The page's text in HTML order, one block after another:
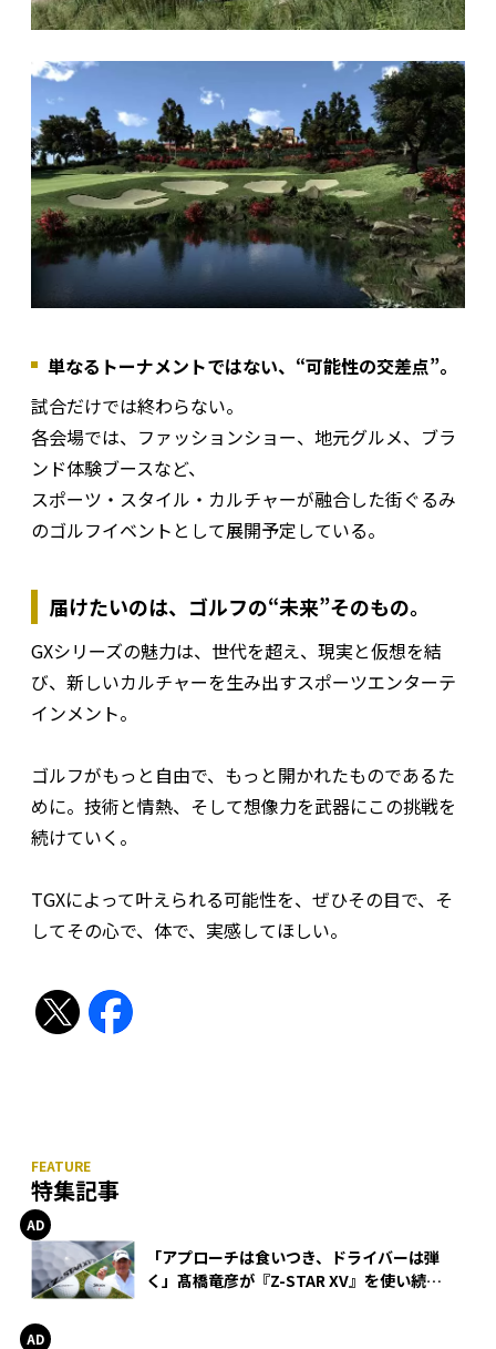
単なるトーナメントではない、“可能性の交差点”。
試合だけでは終わらない。
各会場では、ファッションショー、地元グルメ、ブラ
ンド体験ブースなど、
スポーツ・スタイル・カルチャーが融合した街ぐるみ
のゴルフイベントとして展開予定している。
届けたいのは、ゴルフの“未来”そのもの。
GXシリーズの魅力は、世代を超え、現実と仮想を結
び、新しいカルチャーを生み出すスポーツエンターテ
インメント。
ゴルフがもっと自由で、もっと開かれたものであるた
めに。技術と情熱、そして想像力を武器にこの挑戦を
続けていく。
TGXによって叶えられる可能性を、ぜひその目で、そ
してその心で、体で、実感してほしい。
特集記事
「アプローチは食いつき、ドライバーは弾
く」髙橋竜彦が『Z-STAR XV』を使い続け